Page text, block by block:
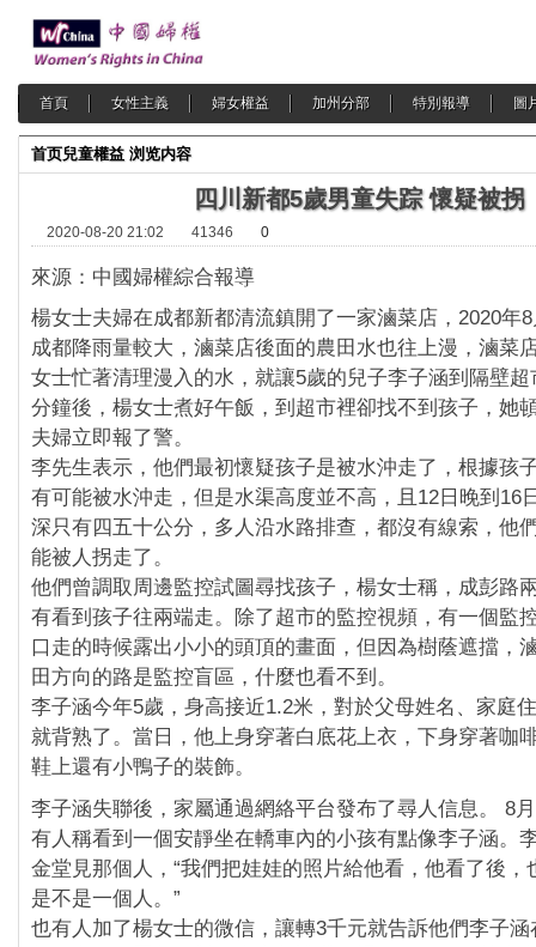
首頁 女性主義 婦女權益 加州分部 特別報導 圖
首页兒童權益 浏览内容
四川新都5歲男童失踪 懷疑被拐
2020-08-20 21:02 41346 0
來源：中國婦權綜合報導
楊女士夫婦在成都新都清流鎮開了一家滷菜店，2020年
成都降雨量較大，滷菜店後面的農田水也往上漫，滷菜
女士忙著清理漫入的水，就讓5歲的兒子李子涵到隔壁
分鐘後，楊女士煮好午飯，到超市裡卻找不到孩子，她
夫婦立即報了警。
李先生表示，他們最初懷疑孩子是被水沖走了，根據孩
有可能被水沖走，但是水渠高度並不高，且12日晚到16
深只有四五十公分，多人沿水路排查，都沒有線索，他
能被人拐走了。
他們曾調取周邊監控試圖尋找孩子，楊女士稱，成彭路
有看到孩子往兩端走。除了超市的監控視頻，有一個監
口走的時候露出小小的頭頂的畫面，但因為樹蔭遮擋，
田方向的路是監控盲區，什麼也看不到。
李子涵今年5歲，身高接近1.2米，對於父母姓名、家庭
就背熟了。當日，他上身穿著白底花上衣，下身穿著咖
鞋上還有小鴨子的裝飾。
李子涵失聯後，家屬通過網絡平台發布了尋人信息。 8
有人稱看到一個安靜坐在轎車內的小孩有點像李子涵。
金堂見那個人，“我們把娃娃的照片給他看，他看了後，
是不是一個人。”
也有人加了楊女士的微信，讓轉3千元就告訴他們李子涵